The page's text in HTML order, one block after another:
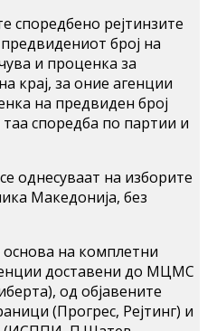
споредбено рејтинзите
број на
и проценка за
крај, за оние агенции
на предвиден број
споредба по партии и
однесуваат на изборите
Македонија, без
на комплетни
доставени до МЦМС
од објавените
(Прогрес, Рејтинг) и